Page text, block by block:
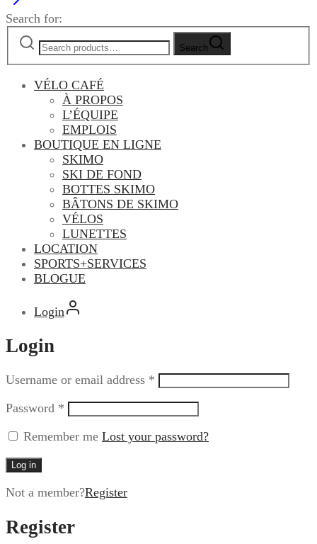
Search for:
Search
VÉLO CAFÉ
À PROPOS
L’ÉQUIPE
EMPLOIS
BOUTIQUE EN LIGNE
SKIMO
SKI DE FOND
BOTTES SKIMO
BÂTONS DE SKIMO
VÉLOS
LUNETTES
LOCATION
SPORTS+SERVICES
BLOGUE
Login
Login
Username or email address *
Password *
Remember me Lost your password?
Log in
Not a member?Register
Register